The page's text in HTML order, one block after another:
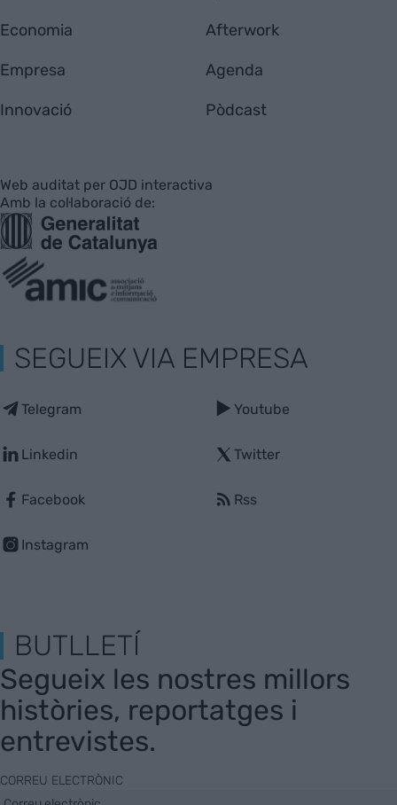
Economia
Empresa
Innovació
Afterwork
Agenda
Pòdcast
Web auditat per OJD interactiva
Amb la col·laboració de:
SEGUEIX VIA EMPRESA
Telegram
Linkedin
Facebook
Instagram
Youtube
Twitter
Rss
BUTLLETÍ
Segueix les nostres millors
històries, reportatges i
entrevistes.
CORREU ELECTRÒNIC